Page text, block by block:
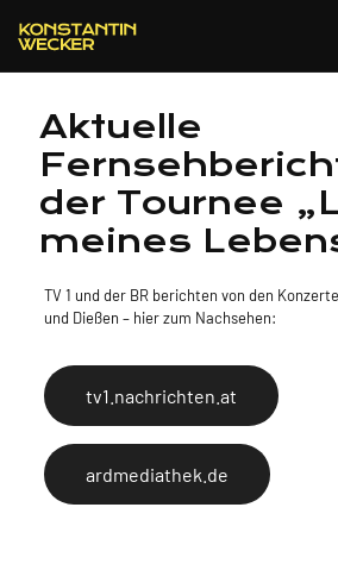
Aktuelle
der Tournee
meines
TV 1 und der BR berichten von den
und Dießen – hier zum Nachsehen:
tv1.nachrichten.at
ardmediathek.de